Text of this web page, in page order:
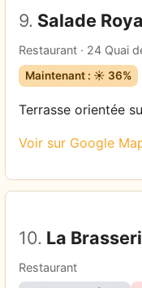
9. Salade
Restaurant · 24 Quai
Maintenant : ☀️ 36%
Terrasse orientée
Voir sur Google
10. La
Restaurant